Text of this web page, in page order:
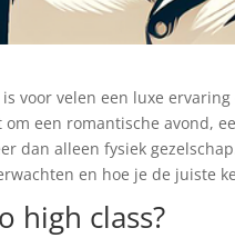
voor velen een luxe
een romantische avond,
dan alleen fysiek
en hoe je de juiste
high class?